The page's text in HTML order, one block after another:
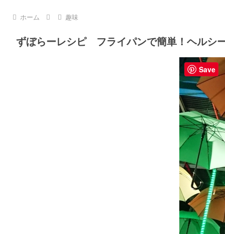
ホーム 趣味
ずぼらーレシピ フライパンで簡単！ヘルシ
Save